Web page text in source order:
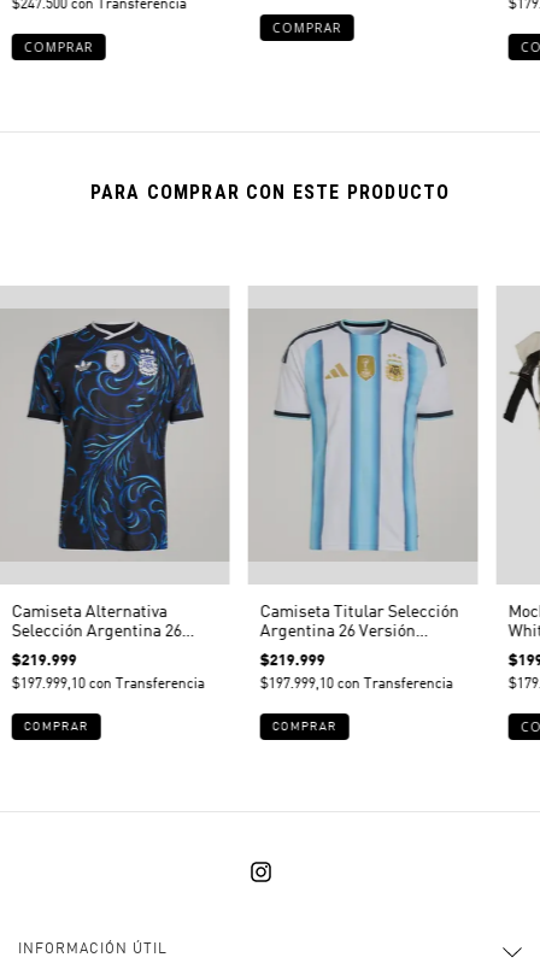
$247.500 con Transferencia
PARA COMPRAR CON ESTE PRODUCTO
Camiseta Alternativa
Selección Argentina 26
Versión Jugador
$219.999
$197.999,10 con Transferencia
COMPRAR
Camiseta Titular Selección
Argentina 26 Versión
Jugador
$219.999
$197.999,10 con Transferencia
COMPRAR
INFORMACIÓN ÚTIL